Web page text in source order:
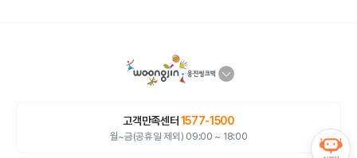
고객만족센터 1577-1500
월~금(공휴일 제외) 09:00 ~ 18:00